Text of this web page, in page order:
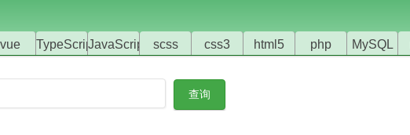
vue TypeScriptJavaScript scss css3 html5 php MySQL